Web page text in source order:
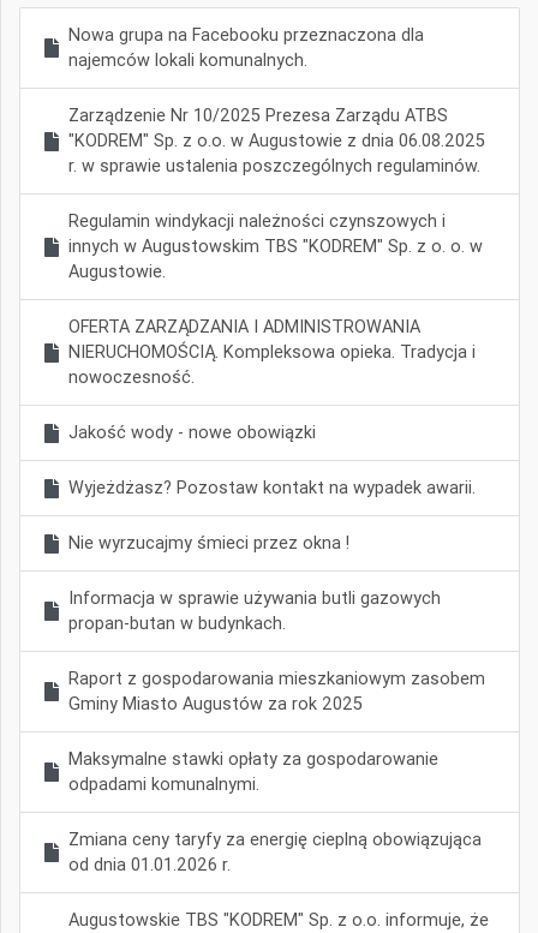
Nowa grupa na Facebooku przeznaczona dla
najemców lokali komunalnych.
Zarządzenie Nr 10/2025 Prezesa Zarządu ATBS
"KODREM" Sp. z o.o. w Augustowie z dnia 06.08.2025
r. w sprawie ustalenia poszczególnych regulaminów.
Regulamin windykacji należności czynszowych i
innych w Augustowskim TBS "KODREM" Sp. z o. o. w
Augustowie.
OFERTA ZARZĄDZANIA I ADMINISTROWANIA
NIERUCHOMOŚCIĄ. Kompleksowa opieka. Tradycja i
nowoczesność.
Jakość wody - nowe obowiązki
Wyjeżdżasz? Pozostaw kontakt na wypadek awarii.
Nie wyrzucajmy śmieci przez okna !
Informacja w sprawie używania butli gazowych
propan-butan w budynkach.
Raport z gospodarowania mieszkaniowym zasobem
Gminy Miasto Augustów za rok 2025
Maksymalne stawki opłaty za gospodarowanie
odpadami komunalnymi.
Zmiana ceny taryfy za energię cieplną obowiązująca
od dnia 01.01.2026 r.
Augustowskie TBS "KODREM" Sp. z o.o. informuje, że